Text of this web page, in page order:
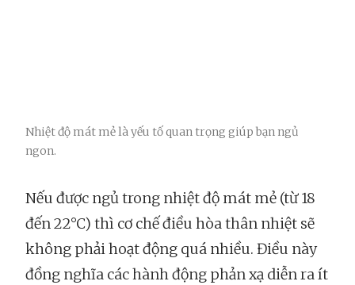
Nhiệt độ mát mẻ là yếu tố quan trọng giúp bạn ngủ
ngon.
Nếu được ngủ trong nhiệt độ mát mẻ (từ 18
đến 22°C) thì cơ chế điều hòa thân nhiệt sẽ
không phải hoạt động quá nhiều. Điều này
đồng nghĩa các hành động phản xạ diễn ra ít